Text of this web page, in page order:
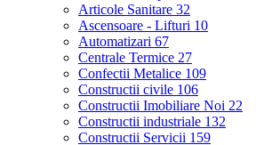
Articole Sanitare 32
Ascensoare - Lifturi 10
Automatizari 67
Centrale Termice 27
Confectii Metalice 109
Constructii civile 106
Constructii Imobiliare Noi 22
Constructii industriale 132
Constructii Servicii 159